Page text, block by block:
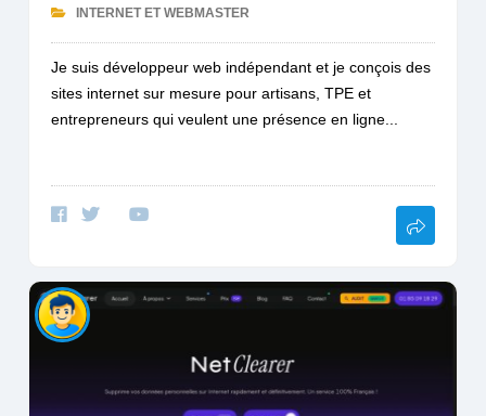
INTERNET ET WEBMASTER
Je suis développeur web indépendant et je conçois des
sites internet sur mesure pour artisans, TPE et
entrepreneurs qui veulent une présence en ligne...